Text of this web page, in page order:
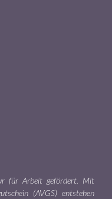
für Arbeit gefördert. Mit
(AVGS) entstehen